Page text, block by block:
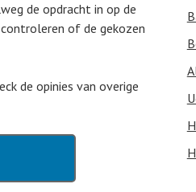
de opdracht in op de
of de gekozen
de opinies van overige